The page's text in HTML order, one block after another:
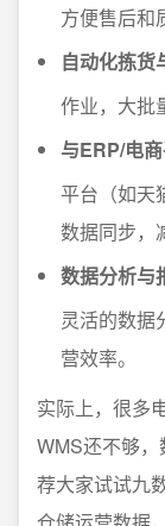
方便售后和
自动化拣货
作业，大批
与ERP/电
平台（如天
数据同步，
数据分析与
灵活的数据
营效率。
实际上，很多
WMS还不够
荐大家试试九